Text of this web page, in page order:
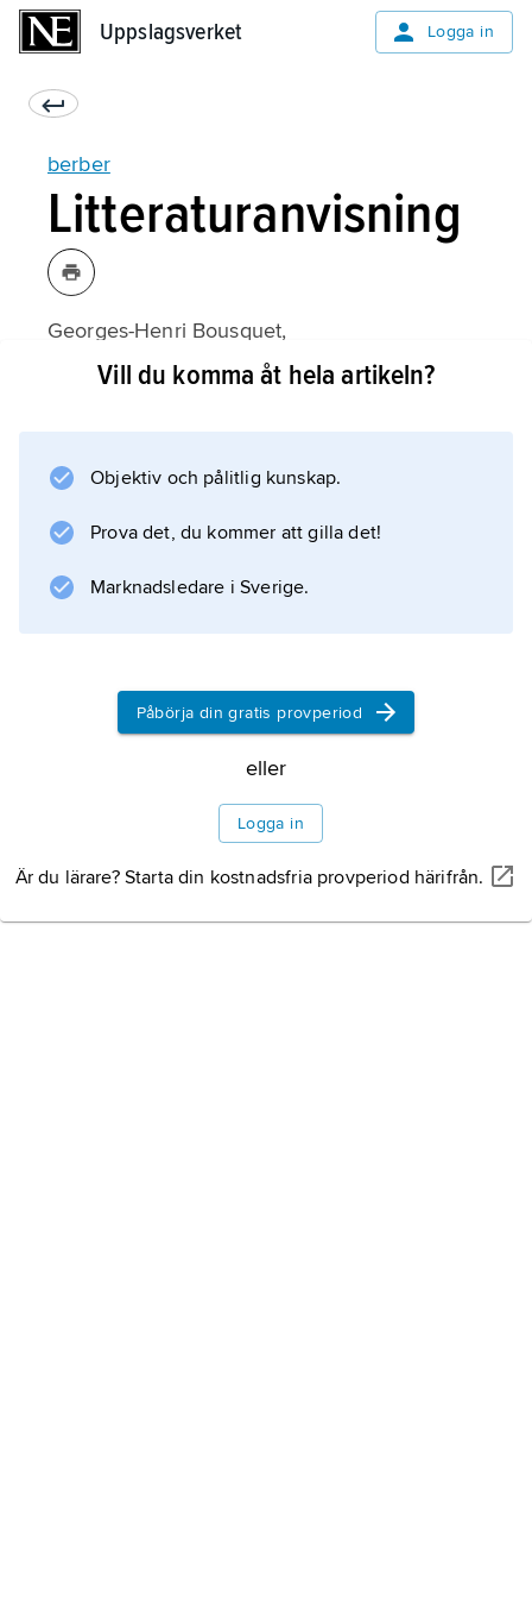
Uppslagsverket Logga in
berber
Litteraturanvisning
Georges-Henri Bousquet,
Les Berbères
Vill du komma åt hela artikeln?
Objektiv och pålitlig kunskap.
Prova det, du kommer att gilla det!
Marknadsledare i Sverige.
Påbörja din gratis provperiod
eller
Logga in
Är du lärare? Starta din kostnadsfria provperiod härifrån.